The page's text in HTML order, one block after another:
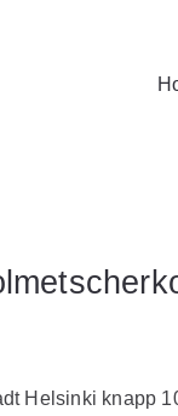
Helsinki knapp